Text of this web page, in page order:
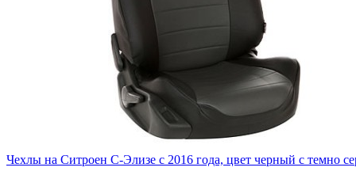
Чехлы на Ситроен С-Элизе с 2016 года, цвет черный с темно